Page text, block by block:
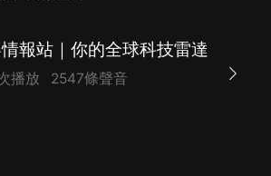
報站｜你的全球科技雷達
播放 2547條聲音